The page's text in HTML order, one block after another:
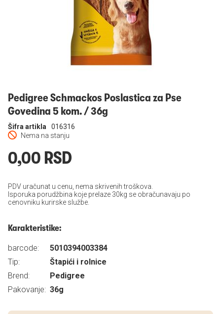
Pedigree Schmackos Poslastica za Pse
Govedina 5 kom. / 36g
Nema na stanju
Šifra artikla 016316
0,00 RSD
PDV uračunat u cenu, nema skrivenih troškova.
Isporuka porudžbina koje prelaze 30kg se obračunavaju po
cenovniku kurirske službe.
Karakteristike:
barcode:
5010394003384
Tip:
Štapići i rolnice
Brend:
Pedigree
Pakovanje: 36g